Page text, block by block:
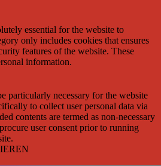
essential for the website to
only includes cookies that ensures
features of the website. These
information.
particularly necessary for the website
to collect user personal data via
contents are termed as non-necessary
user consent prior to running